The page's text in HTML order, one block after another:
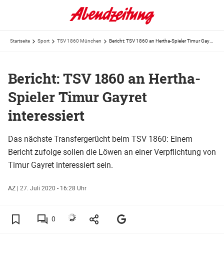
Startseite Sport TSV 1860 München
Bericht: TSV 1860 an Hertha-
Spieler Timur Gayret
interessiert
Das nächste Transfergerücht beim TSV 1860: Einem
Bericht zufolge sollen die Löwen an einer Verpflichtung von
Timur Gayret interessiert sein.
AZ | 27. Juli 2020 - 16:28 Uhr
0